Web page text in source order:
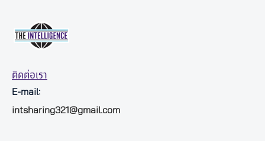
ติดต่อเรา
E-mail:
intsharing321@gmail.com